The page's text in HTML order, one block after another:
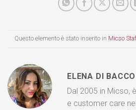
Questo elemento è stato inserito in Micso
ELENA DI BACCO
Dal 2005 in Micso,
e customer care